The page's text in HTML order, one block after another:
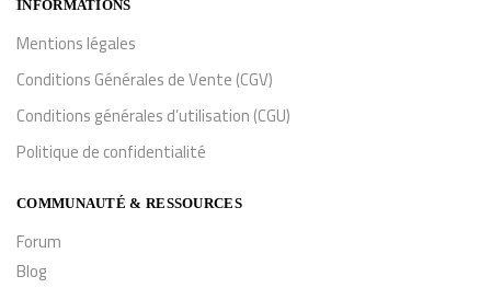
INFORMATIONS
Mentions légales
Conditions Générales de Vente (CGV)
Conditions générales d’utilisation (CGU)
Politique de confidentialité
COMMUNAUTÉ & RESSOURCES
Forum
Blog